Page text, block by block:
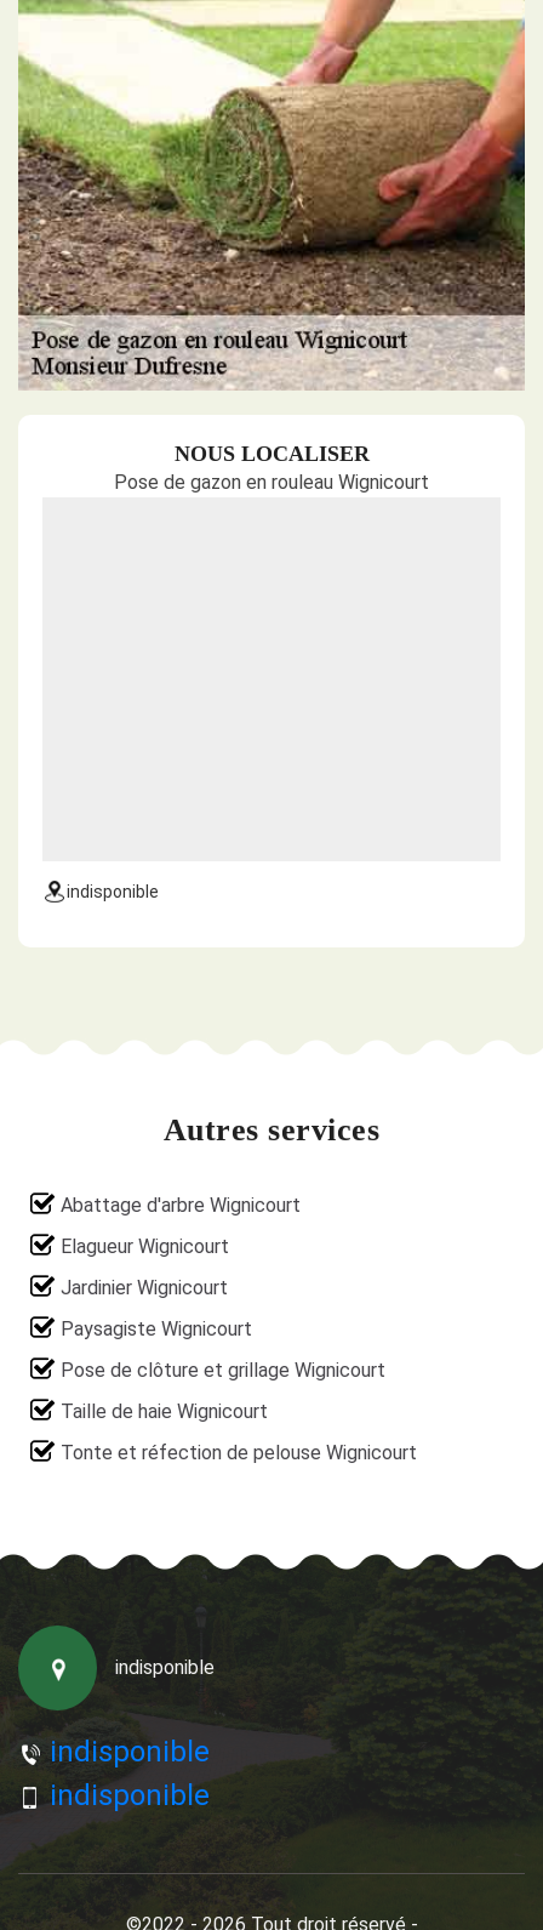
NOUS LOCALISER
Pose de gazon en rouleau Wignicourt
indisponible
Autres services
Abattage d'arbre Wignicourt
Elagueur Wignicourt
Jardinier Wignicourt
Paysagiste Wignicourt
Pose de clôture et grillage Wignicourt
Taille de haie Wignicourt
Tonte et réfection de pelouse Wignicourt
indisponible
indisponible
indisponible
©2022 - 2026 Tout droit réservé -